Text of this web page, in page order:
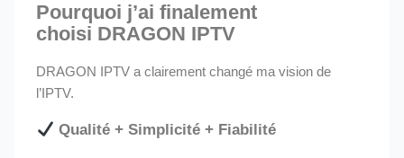
Pourquoi j’ai finalement
choisi DRAGON IPTV
DRAGON IPTV a clairement changé ma vision de
l’IPTV.
Qualité + Simplicité + Fiabilité